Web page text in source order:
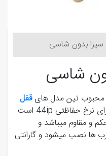
سیزا بدون شاسی
شاسی
محبوب تین مدل هایقفل
در بازار است که دارای دارای نرخ حفاظتی 44ip است
و مقاوم میباشد و
ها نصب میشود و گارانتی